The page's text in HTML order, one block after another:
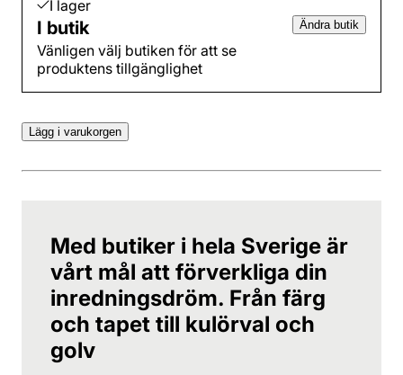
I lager
I butik
Vänligen välj butiken för att se
produktens tillgänglighet
Ändra butik
Lägg i varukorgen
Med butiker i hela Sverige är
vårt mål att förverkliga din
inredningsdröm. Från färg
och tapet till kulörval och
golv